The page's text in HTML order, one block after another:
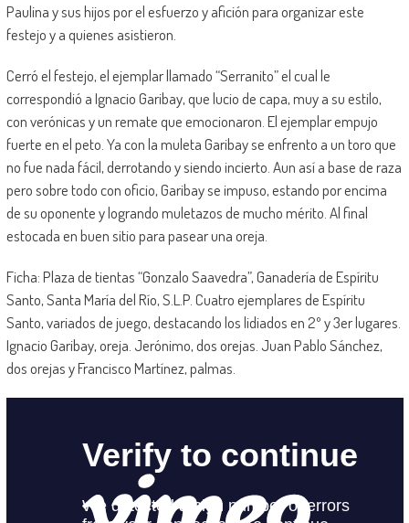
Paulina y sus hijos por el esfuerzo y afición para organizar este
festejo y a quienes asistieron.
Cerró el festejo, el ejemplar llamado “Serranito” el cual le
correspondió a Ignacio Garibay, que lucio de capa, muy a su estilo,
con verónicas y un remate que emocionaron. El ejemplar empujo
fuerte en el peto. Ya con la muleta Garibay se enfrento a un toro que
no fue nada fácil, derrotando y siendo incierto. Aun así a base de raza
pero sobre todo con oficio, Garibay se impuso, estando por encima
de su oponente y logrando muletazos de mucho mérito. Al final
estocada en buen sitio para pasear una oreja.
Ficha: Plaza de tientas “Gonzalo Saavedra”, Ganadería de Espíritu
Santo, Santa María del Río, S.L.P. Cuatro ejemplares de Espíritu
Santo, variados de juego, destacando los lidiados en 2º y 3er lugares.
Ignacio Garibay, oreja. Jerónimo, dos orejas. Juan Pablo Sánchez,
dos orejas y Francisco Martínez, palmas.